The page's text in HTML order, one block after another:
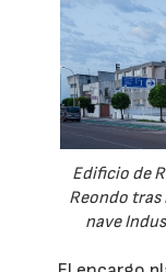
Edificio de
Reondo
nave